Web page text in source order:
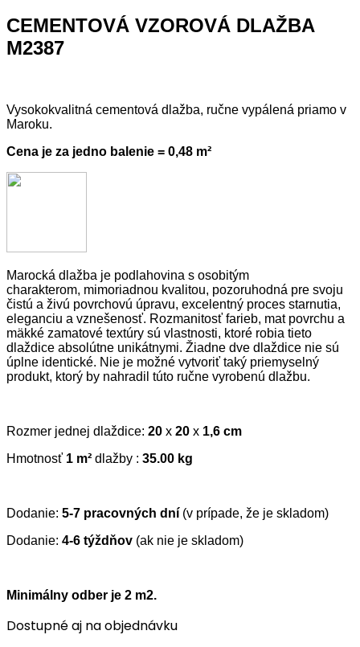
CEMENTOVÁ VZOROVÁ DLAŽBA
M2387
Vysokokvalitná cementová dlažba, ručne vypálená priamo v
Maroku.
Cena je za jedno balenie = 0,48 m²
Marocká dlažba je podlahovina s osobitým
charakterom, mimoriadnou kvalitou, pozoruhodná pre svoju
čistú a živú povrchovú úpravu, excelentný proces starnutia,
eleganciu a vznešenosť. Rozmanitosť farieb, mat povrchu a
mäkké zamatové textúry sú vlastnosti, ktoré robia tieto
dlaždice absolútne unikátnymi. Žiadne dve dlaždice nie sú
úplne identické. Nie je možné vytvoriť taký priemyselný
produkt, ktorý by nahradil túto ručne vyrobenú dlažbu.
Rozmer jednej dlaždice: 20 x 20 x 1,6 cm
Hmotnosť 1 m² dlažby : 35.00 kg
Dodanie: 5-7 pracovných dní (v prípade, že je skladom)
Dodanie: 4-6 týždňov (ak nie je skladom)
Minimálny odber je 2 m2.
Dostupné aj na objednávku